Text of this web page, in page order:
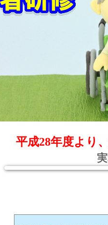
平成28年度より